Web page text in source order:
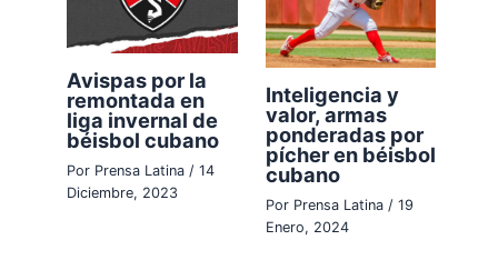
Avispas por la
remontada en
liga invernal de
béisbol cubano
Por Prensa Latina /14
Diciembre, 2023
Inteligencia y
valor, armas
ponderadas por
pícher en béisbol
cubano
Por Prensa Latina / 19
Enero, 2024